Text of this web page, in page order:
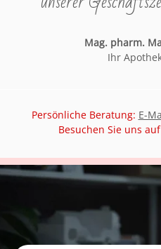
Mag. pharm.
Ihr
Persönliche Beratung: E-
Besuchen Sie uns